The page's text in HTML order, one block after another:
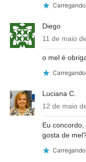
Diego
11 de maio
o mel é
Luciana C.
12 de maio
Eu
gosta de